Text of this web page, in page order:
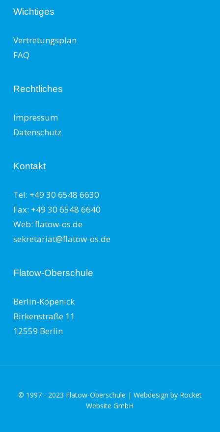
Wichtiges
Vertretungsplan
FAQ
Rechtliches
Impressum
Datenschutz
Kontakt
Tel: +49 30 6548 6630
Fax: +49 30 6548 6640
Web: flatow-os.de
sekretariat@flatow-os.de
Flatow-Oberschule
Berlin-Köpenick
Birkenstraße 11
12559 Berlin
© 1997 - 2023 Flatow-Oberschule | Webdesign by Rocket
Website GmbH